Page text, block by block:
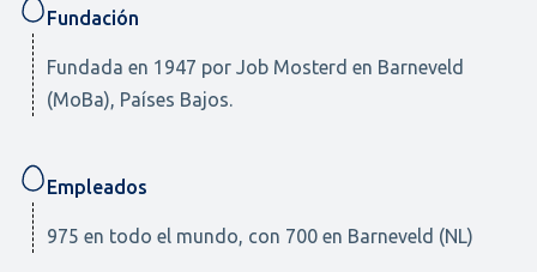
Fundación
Fundada en 1947 por Job Mosterd en Barneveld
(MoBa), Países Bajos.
Empleados
975 en todo el mundo, con 700 en Barneveld (NL)